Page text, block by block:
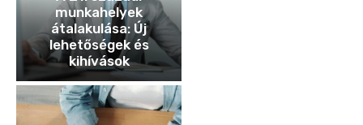
munkahelyek
átalakulása: Új
lehetőségek és
kihívások